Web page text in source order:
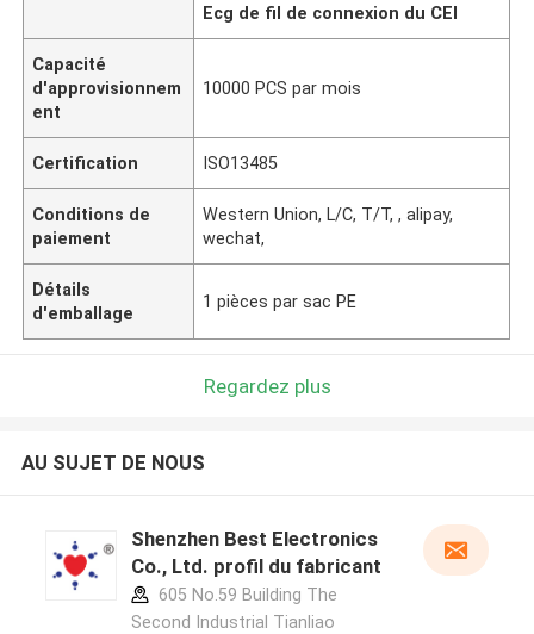
Ecg de fil de connexion du CEI
Capacité
d'approvisionnem
ent
10000 PCS par mois
Certification ISO13485
Conditions de
paiement
Western Union, L/C, T/T, , alipay,
wechat,
Détails
d'emballage
1 pièces par sac PE
Regardez plus
AU SUJET DE NOUS
Shenzhen Best Electronics
Co., Ltd. profil du fabricant
605 No.59 Building The
Second Industrial Tianliao